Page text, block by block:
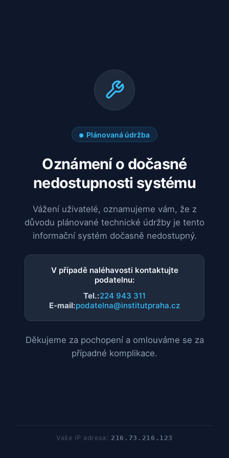
Plánovaná údržba
Oznámení o dočasné
nedostupnosti systému
Vážení uživatelé, oznamujeme vám, že z
důvodu plánované technické údržby je tento
informační systém dočasně nedostupný.
V případě naléhavosti kontaktujte
podatelnu:
Tel.:224 943 311
E-mail:podatelna@institutpraha.cz
Děkujeme za pochopení a omlouváme se za
případné komplikace.
Vaše IP adresa:216.73.216.123